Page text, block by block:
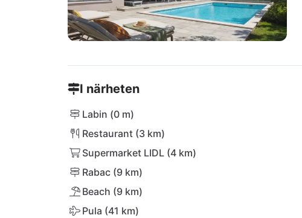
I närheten
Labin (0 m)
Restaurant (3 km)
Supermarket LIDL (4 km)
Rabac (9 km)
Beach (9 km)
Pula (41 km)